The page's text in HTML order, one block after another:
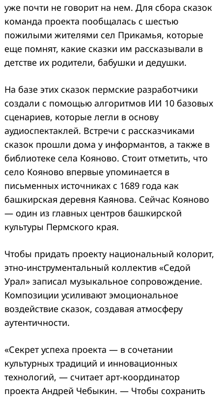
уже почти не говорит на нем. Для сбора сказок
команда проекта пообщалась с шестью
пожилыми жителями сел Прикамья, которые
еще помнят, какие сказки им рассказывали в
детстве их родители, бабушки и дедушки.
На базе этих сказок пермские разработчики
создали с помощью алгоритмов ИИ 10 базовых
сценариев, которые легли в основу
аудиоспектаклей. Встречи с рассказчиками
сказок прошли дома у информантов, а также в
библиотеке села Кояново. Стоит отметить, что
село Кояново впервые упоминается в
письменных источниках с 1689 года как
башкирская деревня Каянова. Сейчас Кояново
— один из главных центров башкирской
культуры Пермского края.
Чтобы придать проекту национальный колорит,
этно-инструментальный коллектив «Седой
Урал» записал музыкальное сопровождение.
Композиции усиливают эмоциональное
воздействие сказок, создавая атмосферу
аутентичности.
«Секрет успеха проекта — в сочетании
культурных традиций и инновационных
технологий, — считает арт-координатор
проекта Андрей Чебыкин. — Чтобы сохранить